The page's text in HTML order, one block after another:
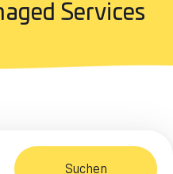
Services
Suchen